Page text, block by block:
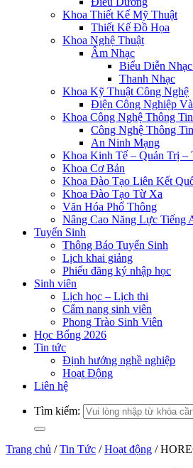
Khoa Thiết Kế Mỹ Thuật
Thiết Kế Đồ Họa
Khoa Nghệ Thuật
Âm Nhạc
Biểu Diễn
Thanh Nhạc
Khoa Kỹ Thuật Công Nghệ
Điện Công Nghiệp
Khoa Công Nghệ Thông Tin
Công Nghệ Thông Tin
An Ninh Mạng
Khoa Kinh Tế – Quản Trị –
Khoa Cơ Bản
Khoa Đào Tạo Liên Kết
Khoa Đào Tạo Từ Xa
Văn Hóa Phổ Thông
Nâng Cao Năng Lực Tiếng
Tuyển Sinh
Thông Báo Tuyển Sinh
Lịch khai giảng
Phiếu đăng ký nhập học
Sinh viên
Lịch học – Lịch thi
Cẩm nang sinh viên
Phong Trào Sinh Viên
Học Bổng 2026
Tin tức
Định hướng nghề nghiệp
Hoạt Động
Liên hệ
Tìm kiếm:
Trang chủ / Tin Tức / Hoạt động /